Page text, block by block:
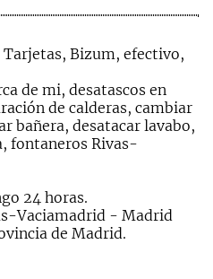
Tarjetas, Bizum, efectivo,
de mi, desatascos en
de calderas, cambiar
bañera, desatacar lavabo,
fontaneros Rivas-
24 horas.
Vaciamadrid - Madrid
de Madrid.